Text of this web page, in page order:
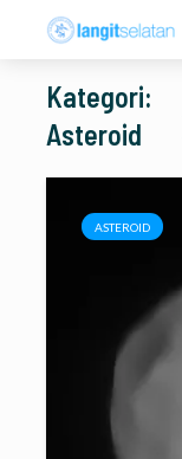
Kategori:
Asteroid
ASTEROID